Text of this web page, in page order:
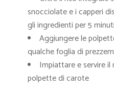
snocciolate e i capperi
gli ingredienti per 5 minuti
Aggiungere le
qualche foglia di
Impiattare e servire
polpette di carote